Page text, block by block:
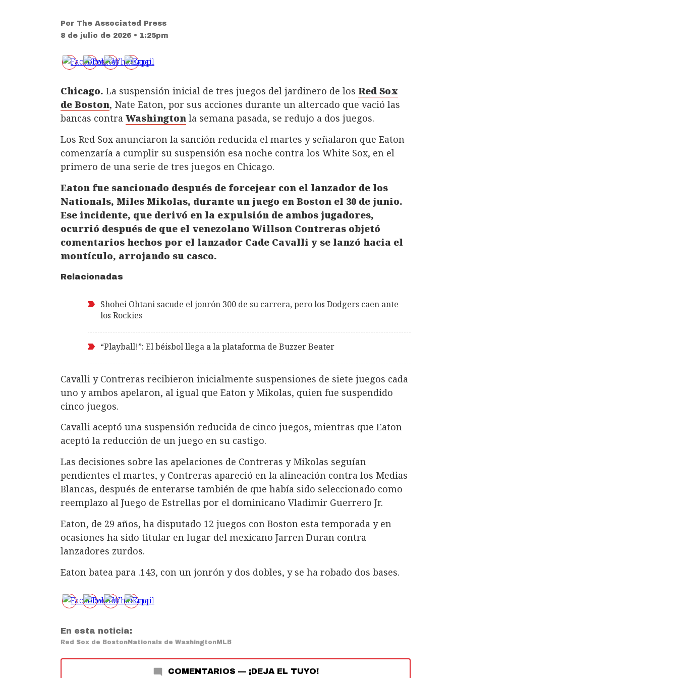
Por The Associated Press
8 de julio de 2026 • 1:25pm
Chicago. La suspensión inicial de tres juegos del jardinero de los Red Sox
de Boston, Nate Eaton, por sus acciones durante un altercado que vació las
bancas contra Washington la semana pasada, se redujo a dos juegos.
Los Red Sox anunciaron la sanción reducida el martes y señalaron que Eaton
comenzaría a cumplir su suspensión esa noche contra los White Sox, en el
primero de una serie de tres juegos en Chicago.
Eaton fue sancionado después de forcejear con el lanzador de los
Nationals, Miles Mikolas, durante un juego en Boston el 30 de junio.
Ese incidente, que derivó en la expulsión de ambos jugadores,
ocurrió después de que el venezolano Willson Contreras objetó
comentarios hechos por el lanzador Cade Cavalli y se lanzó hacia el
montículo, arrojando su casco.
Relacionadas
Shohei Ohtani sacude el jonrón 300 de su carrera, pero los Dodgers caen ante
los Rockies
“Playball!”: El béisbol llega a la plataforma de Buzzer Beater
Cavalli y Contreras recibieron inicialmente suspensiones de siete juegos cada
uno y ambos apelaron, al igual que Eaton y Mikolas, quien fue suspendido
cinco juegos.
Cavalli aceptó una suspensión reducida de cinco juegos, mientras que Eaton
aceptó la reducción de un juego en su castigo.
Las decisiones sobre las apelaciones de Contreras y Mikolas seguían
pendientes el martes, y Contreras apareció en la alineación contra los Medias
Blancas, después de enterarse también de que había sido seleccionado como
reemplazo al Juego de Estrellas por el dominicano Vladimir Guerrero Jr.
Eaton, de 29 años, ha disputado 12 juegos con Boston esta temporada y en
ocasiones ha sido titular en lugar del mexicano Jarren Duran contra
lanzadores zurdos.
Eaton batea para .143, con un jonrón y dos dobles, y se ha robado dos bases.
En esta noticia:
Red Sox de BostonNationals de WashingtonMLB
COMENTARIOS — ¡DEJA EL TUYO!